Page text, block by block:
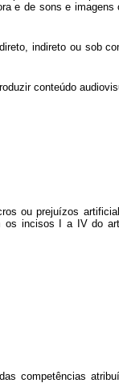
e de sons e imagens
indireto ou sob
conteúdo
ou prejuízos
os incisos I a IV do
competências